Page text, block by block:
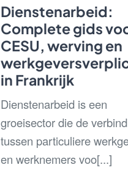
Dienstenarbeid:
Complete gids
CESU, werving en
in Frankrijk
Dienstenarbeid is een
groeisector die de
tussen particuliere
en werknemers voo[...]